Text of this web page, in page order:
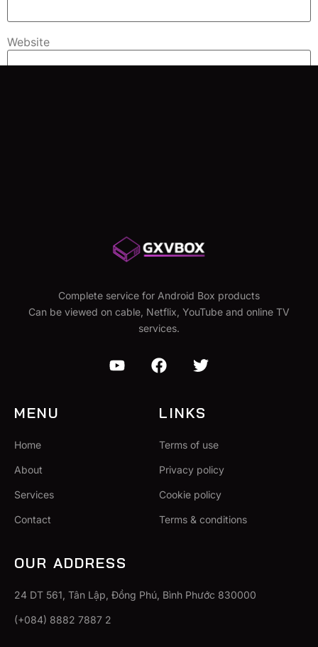
Website
Complete service for Android Box products
Can be viewed on cable, Netflix, YouTube and online TV
services.
MENU
Home
About
Services
Contact
LINKS
Terms of use
Privacy policy
Cookie policy
Terms & conditions
OUR ADDRESS
24 DT 561, Tân Lập, Đồng Phú, Bình Phước 830000
(+084) 8882 7887 2